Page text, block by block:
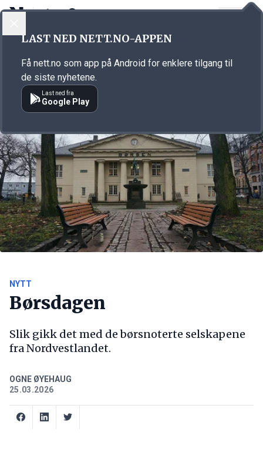
Annonsørinnhold
NYTT
Børsdagen
Slik gikk det med de børsnoterte selskapene
fra Nordvestlandet.
OGNE ØYEHAUG
25.03.2026
LAST NED NETT.NO-APPEN
Få nett.no som app på Android for enklere tilgang til
de siste nyhetene.
Last ned fra
Google Play